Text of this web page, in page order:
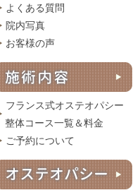
よくある質問
院内写真
お客様の声
フランス式オステオパシー
整体コース一覧＆料金
ご予約について